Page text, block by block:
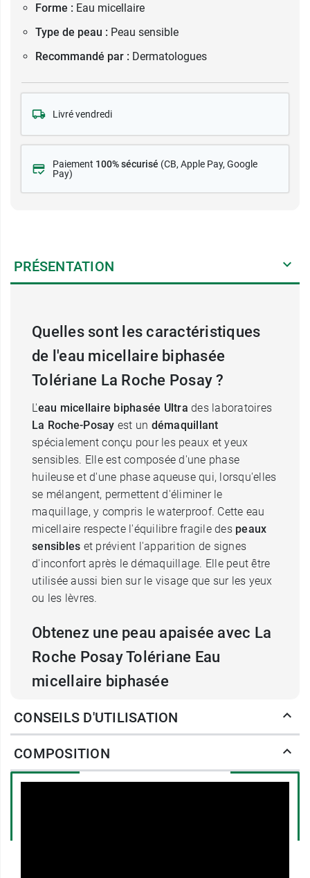
Forme : Eau micellaire
Type de peau : Peau sensible
Recommandé par : Dermatologues
Livré vendredi
Paiement 100% sécurisé (CB, Apple Pay, Google
Pay)
PRÉSENTATION
Quelles sont les caractéristiques
de l'eau micellaire biphasée
Tolériane La Roche Posay ?
L'eau micellaire biphasée Ultra des laboratoires
La Roche-Posay est un démaquillant
spécialement conçu pour les peaux et yeux
sensibles. Elle est composée d'une phase
huileuse et d'une phase aqueuse qui, lorsqu'elles
se mélangent, permettent d'éliminer le
maquillage, y compris le waterproof. Cette eau
micellaire respecte l'équilibre fragile des peaux
sensibles et prévient l'apparition de signes
d'inconfort après le démaquillage. Elle peut être
utilisée aussi bien sur le visage que sur les yeux
ou les lèvres.
Obtenez une peau apaisée avec La
Roche Posay Tolériane Eau
micellaire biphasée
Formulée sans parfum, cette eau micellaire
biphasée est aussi enrichie en
apaisante et anti-irritante
peaux sensibles. Les micelles présents dans la
CONSEILS D'UTILISATION
COMPOSITION